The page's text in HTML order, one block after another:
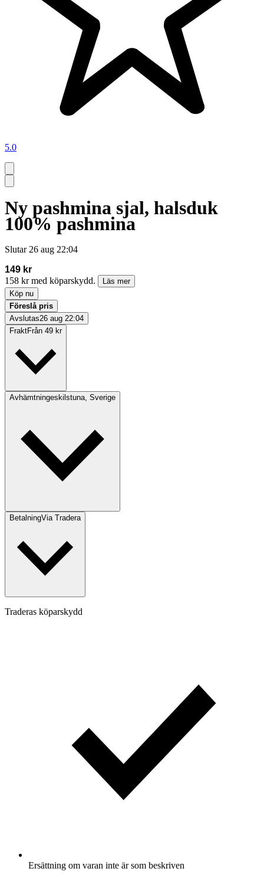
5.0
Ny pashmina sjal, halsduk
100% pashmina
Slutar 26 aug 22:04
149 kr
158 kr med köparskydd.
Läs mer
Köp nu
Föreslå pris
Avslutas26 aug 22:04
FraktFrån 49 kr
Avhämtningeskilstuna, Sverige
BetalningVia Tradera
Traderas köparskydd
Ersättning om varan inte är som beskriven